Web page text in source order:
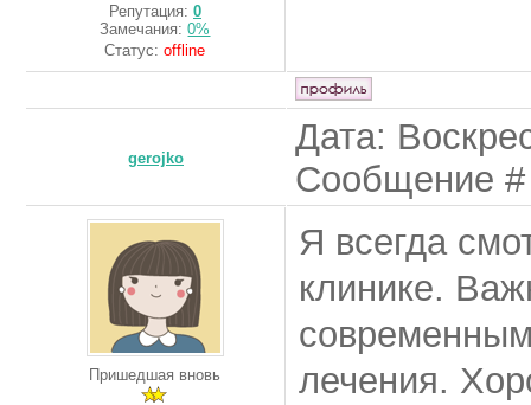
Репутация: 0
Замечания:0%
Статус:offline
gerojko
Дата:
Сообщение
Пришедшая вновь
Я всегда
клинике.
лечения.